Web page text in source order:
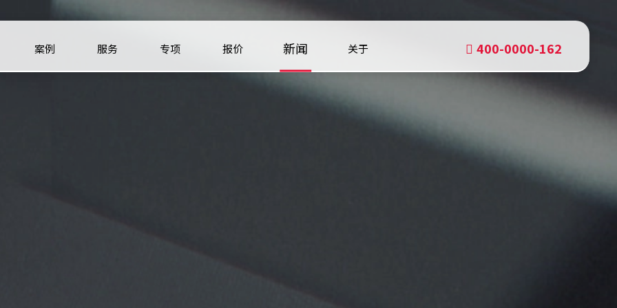
案例 服务 专项 报价 新闻 关于 400-0000-162